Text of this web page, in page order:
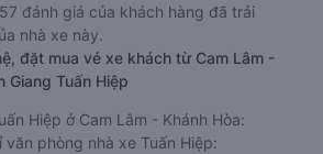
đánh giá của khách hàng đã trải
nhà xe này.
đặt mua vé xe khách từ Cam Lâm -
Giang Tuấn Hiệp
Hiệp ở Cam Lâm - Khánh Hòa:
văn phòng nhà xe Tuấn Hiệp: